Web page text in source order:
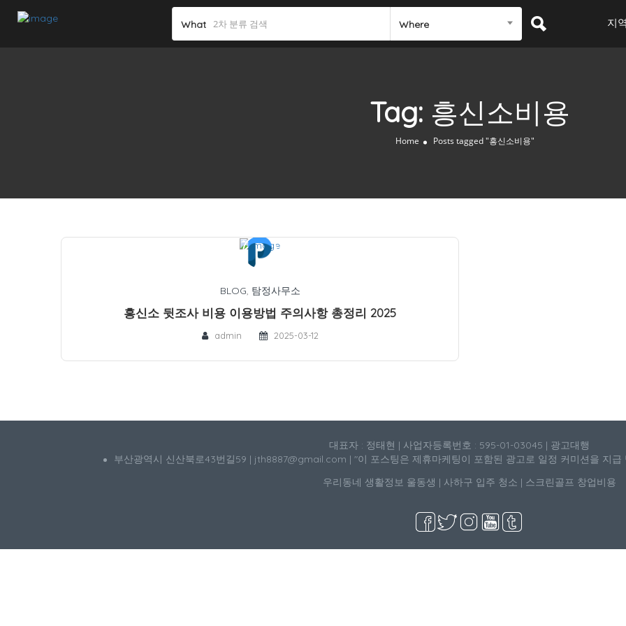
What Where 지
Tag: 흥신소비용
Home Posts tagged "흥신소비용"
BLOG, 탐정사무소
흥신소 뒷조사 비용 이용방법 주의사항 총정리 2025
admin 2025-03-12
대표자 : 정태현 | 사업자등록번호 : 595-01-03045 | 광고대행
부산광역시 신산북로43번길59 | jth8887@gmail.com | "이 포스팅은 제휴마케팅이 포함된 광고로 일정 커미션을 지급
우리동네 생활정보 울동생 | 사하구 입주 청소 | 스크린골프 창업비용